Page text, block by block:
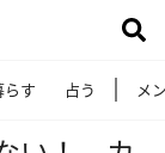
らす 占う メ